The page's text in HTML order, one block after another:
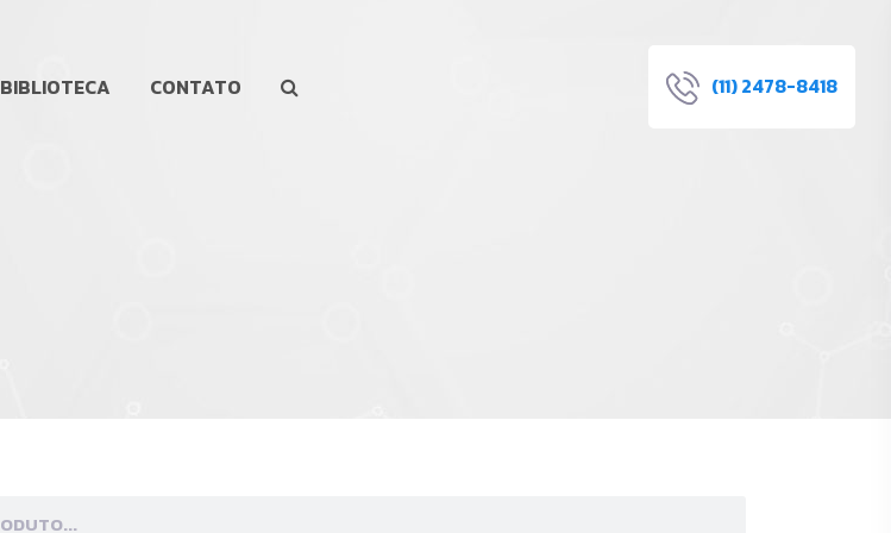
BIBLIOTECA CONTATO (11) 2478-8418